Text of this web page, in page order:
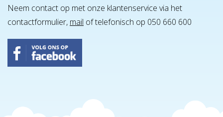
Neem contact op met onze klantenservice via het
contactformulier, mail of telefonisch op 050 660 600